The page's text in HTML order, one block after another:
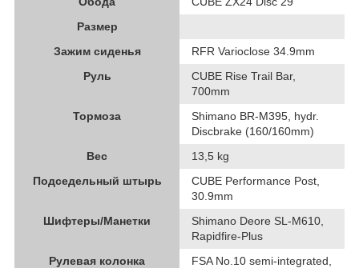
Размер
Зажим сиденья
RFR Varioclose 34.9mm
Руль
CUBE Rise Trail Bar,
700mm
Тормоза
Shimano BR-M395, hydr.
Discbrake (160/160mm)
Вес
13,5 kg
Подседельный штырь
CUBE Performance Post,
30.9mm
Шифтеры/Манетки
Shimano Deore SL-M610,
Rapidfire-Plus
Рулевая колонка
FSA No.10 semi-integrated,